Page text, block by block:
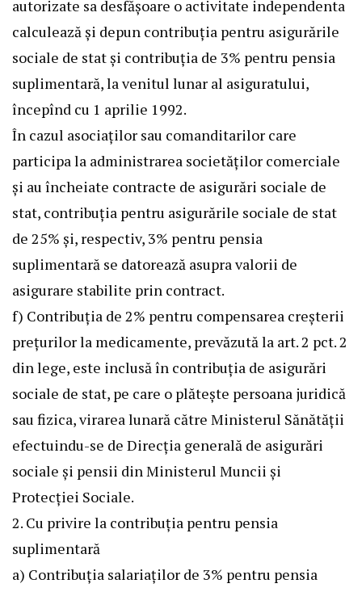
autorizate sa desfăşoare o activitate independenta
calculează şi depun contribuţia pentru asigurările
sociale de stat şi contribuţia de 3% pentru pensia
suplimentară, la venitul lunar al asiguratului,
începînd cu 1 aprilie 1992.
În cazul asociaţilor sau comanditarilor care
participa la administrarea societăţilor comerciale
şi au încheiate contracte de asigurări sociale de
stat, contribuţia pentru asigurările sociale de stat
de 25% şi, respectiv, 3% pentru pensia
suplimentară se datorează asupra valorii de
asigurare stabilite prin contract.
f) Contribuţia de 2% pentru compensarea creşterii
preţurilor la medicamente, prevăzută la art. 2 pct. 2
din lege, este inclusă în contribuţia de asigurări
sociale de stat, pe care o plăteşte persoana juridică
sau fizica, virarea lunară către Ministerul Sănătăţii
efectuindu-se de Direcţia generală de asigurări
sociale şi pensii din Ministerul Muncii şi
Protecţiei Sociale.
2. Cu privire la contribuţia pentru pensia
suplimentară
a) Contribuţia salariaţilor de 3% pentru pensia